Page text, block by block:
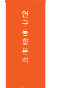
연
구
동
향
분
석